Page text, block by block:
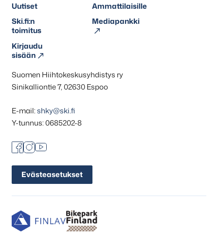
Uutiset
Ammattilaisille
Ski.fi:n
toimitus
Mediapankki
Kirjaudu
sisään
Suomen Hiihtokeskusyhdistys ry
Sinikalliontie 7, 02630 Espoo
E-mail:shky@ski.fi
Y-tunnus: 0685202-8
Facebook
Instagram
Youtube
Evästeasetukset